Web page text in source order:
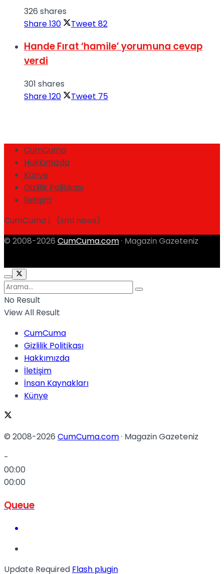
326 shares
Share130 Tweet 82
Hande Fırat ‘hamile’ yorumuna cevap
verdi
301 shares
Share120 Tweet 75
CumCuma
Hakkımızda
Künye
Gizlilik Politikası
İletişim
CumCuma | (xml news)
© 2008-2026 CumCuma.com · Magazin Gazeteniz
No Result
View All Result
CumCuma
Gizlilik Politikası
Hakkımızda
İletişim
İnsan Kaynakları
Künye
© 2008-2026 CumCuma.com· Magazin Gazeteniz
-
00:00
00:00
Queue
Update Required Flash plugin